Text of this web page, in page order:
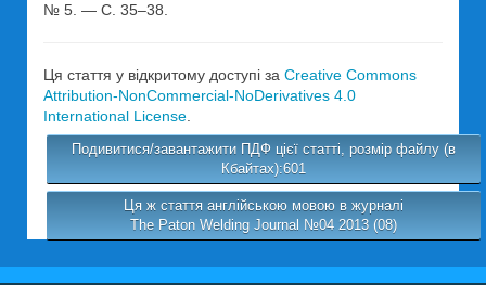
№ 5. — С. 35–38.
Ця стаття у відкритому доступі за Creative Commons
Attribution-NonCommercial-NoDerivatives 4.0
International License.
Подивитися/завантажити ПДФ цієї статті, розмір файлу (в
Кбайтах):601
Ця ж стаття англійською мовою в журналі
The Paton Welding Journal №04 2013 (08)